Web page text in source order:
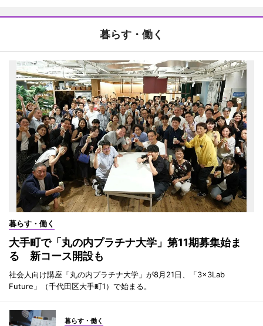
暮らす・働く
暮らす・働く
大手町で「丸の内プラチナ大学」第11期募集始ま
る 新コース開設も
社会人向け講座「丸の内プラチナ大学」が8月21日、「3×3Lab
Future」（千代田区大手町1）で始まる。
暮らす・働く